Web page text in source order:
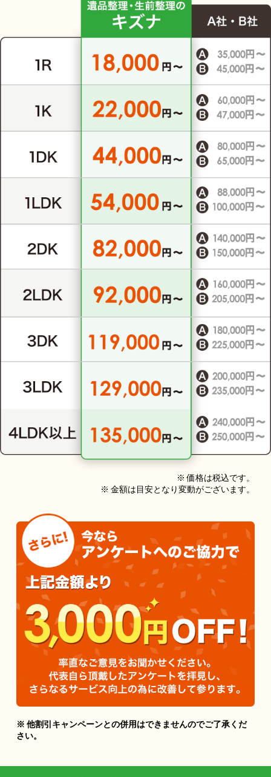
※ 価格は税込です。
※ 金額は目安となり変動がございます。
※ 他割引キャンペーンとの併用はできませんのでご了承くだ
さい。